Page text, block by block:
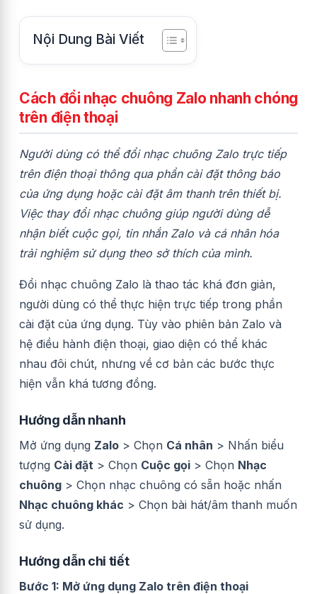
Nội Dung Bài Viết
Cách đổi nhạc chuông Zalo nhanh chóng
trên điện thoại
Người dùng có thể đổi nhạc chuông Zalo trực tiếp
trên điện thoại thông qua phần cài đặt thông báo
của ứng dụng hoặc cài đặt âm thanh trên thiết bị.
Việc thay đổi nhạc chuông giúp người dùng dễ
nhận biết cuộc gọi, tin nhắn Zalo và cá nhân hóa
trải nghiệm sử dụng theo sở thích của mình.
Đổi nhạc chuông Zalo là thao tác khá đơn giản,
người dùng có thể thực hiện trực tiếp trong phần
cài đặt của ứng dụng. Tùy vào phiên bản Zalo và
hệ điều hành điện thoại, giao diện có thể khác
nhau đôi chút, nhưng về cơ bản các bước thực
hiện vẫn khá tương đồng.
Hướng dẫn nhanh
Mở ứng dụng Zalo > Chọn Cá nhân > Nhấn biểu
tượng Cài đặt > Chọn Cuộc gọi > Chọn Nhạc
chuông > Chọn nhạc chuông có sẵn hoặc nhấn
Nhạc chuông khác > Chọn bài hát/âm thanh muốn
sử dụng.
Hướng dẫn chi tiết
Bước 1: Mở ứng dụng Zalo trên điện thoại